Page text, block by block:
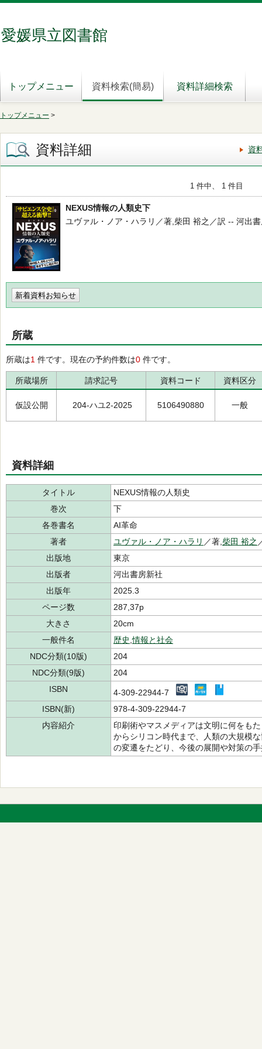
愛媛県立図書館
トップメニュー 資料検索(簡易) 資料詳細検索
トップメニュー >
資料詳細 資
1 件中、 1 件目
NEXUS情報の人類史下
ユヴァル・ノア・ハラリ／著,柴田 裕之／訳 -- 河出
新着資料お知らせ
所蔵
所蔵は1 件です。現在の予約件数は0 件です。
所蔵場所 請求記号 資料コード 資料区分
仮設公開 204-ハユ2-2025 5106490880 一般
資料詳細
タイトル
NEXUS情報の人類史
巻次
下
各巻書名
AI革命
著者
ユヴァル・ノア・ハラリ ／著, 柴田 裕之
出版地
東京
出版者
河出書房新社
出版年
2025.3
ページ数
287,37p
大きさ
20cm
一般件名
歴史 ,情報と社会
NDC分類(10版)
204
NDC分類(9版)
204
ISBN
4-309-22944-7
ISBN(新)
978-4-309-22944-7
内容紹介
印刷術やマスメディアは文明に何をも
からシリコン時代まで、人類の大規模
の変遷をたどり、今後の展開や対策の